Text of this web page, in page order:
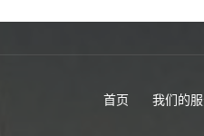
首页 我们的